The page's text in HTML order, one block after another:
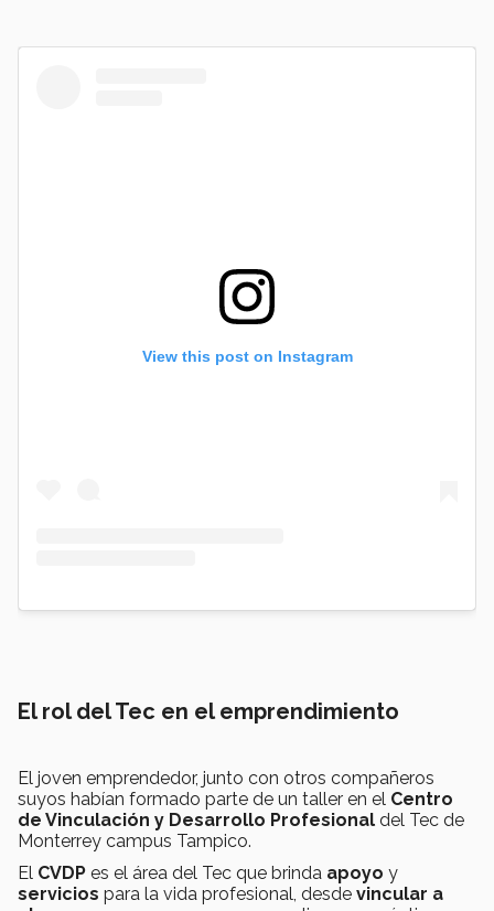
View this post on Instagram
El rol del Tec en el emprendimiento
El joven emprendedor, junto con otros compañeros
suyos habían formado parte de un taller en el Centro
de Vinculación y Desarrollo Profesional del Tec de
Monterrey campus Tampico.
El CVDP es el área del Tec que brinda apoyo y
servicios para la vida profesional, desde vincular a